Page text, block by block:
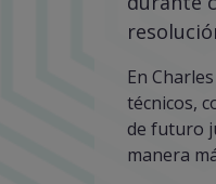
En
técnicos,
de futuro
manera